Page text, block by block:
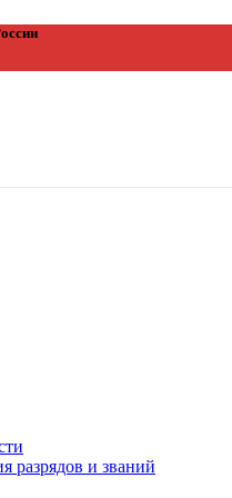
разрядов и званий
области